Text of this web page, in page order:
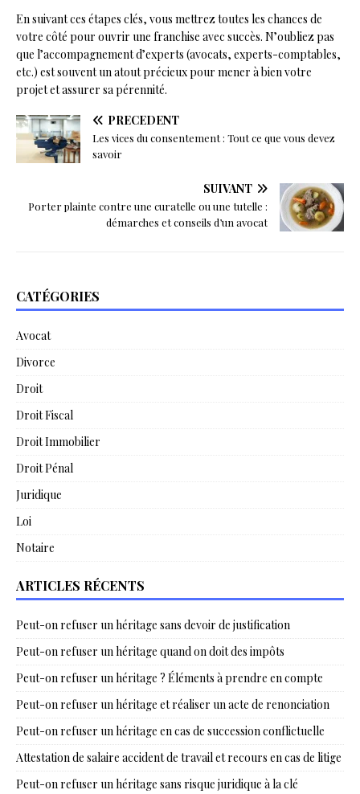
En suivant ces étapes clés, vous mettrez toutes les chances de
votre côté pour ouvrir une franchise avec succès. N’oubliez pas
que l’accompagnement d’experts (avocats, experts-comptables,
etc.) est souvent un atout précieux pour mener à bien votre
projet et assurer sa pérennité.
PRÉCÉDENT
Les vices du consentement : Tout ce que vous devez
savoir
SUIVANT
Porter plainte contre une curatelle ou une tutelle :
démarches et conseils d’un avocat
CATÉGORIES
Avocat
Divorce
Droit
Droit Fiscal
Droit Immobilier
Droit Pénal
Juridique
Loi
Notaire
ARTICLES RÉCENTS
Peut-on refuser un héritage sans devoir de justification
Peut-on refuser un héritage quand on doit des impôts
Peut-on refuser un héritage ? Éléments à prendre en compte
Peut-on refuser un héritage et réaliser un acte de renonciation
Peut-on refuser un héritage en cas de succession conflictuelle
Attestation de salaire accident de travail et recours en cas de litige
Peut-on refuser un héritage sans risque juridique à la clé